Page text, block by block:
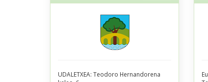
UDALETXEA: Teodoro Hernandorena